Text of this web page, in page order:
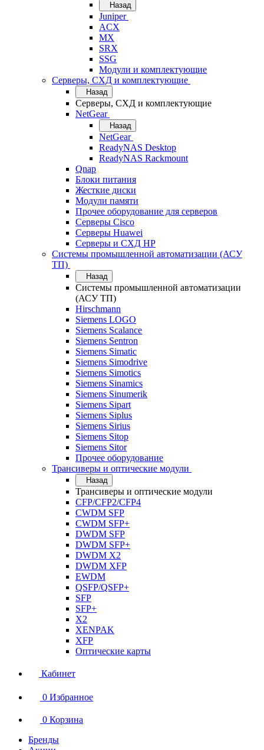
Назад
Juniper
ACX
MX
SRX
SSG
Модули и комплектующие
Серверы, СХД и комплектующие
Назад
Серверы, СХД и комплектующие
NetGear
Назад
NetGear
ReadyNAS Desktop
ReadyNAS Rackmount
Qnap
Блоки питания
Жесткие диски
Модули памяти
Прочее оборудование для серверов
Серверы Cisco
Серверы Huawei
Серверы и СХД HP
Системы промышленной автоматизации (АСУ
ТП)
Назад
Системы промышленной автоматизации
(АСУ ТП)
Hirschmann
Siemens LOGO
Siemens Scalance
Siemens Sentron
Siemens Simatic
Siemens Simodrive
Siemens Simotics
Siemens Sinamics
Siemens Sinumerik
Siemens Sipart
Siemens Siplus
Siemens Sirius
Siemens Sitop
Siemens Sitor
Прочее оборудование
Трансиверы и оптические модули
Назад
Трансиверы и оптические модули
CFP/CFP2/CFP4
CWDM SFP
CWDM SFP+
DWDM SFP
DWDM SFP+
DWDM X2
DWDM XFP
EWDM
QSFP/QSFP+
SFP
SFP+
X2
XENPAK
XFP
Оптические карты
Кабинет
0 Избранное
0 Корзина
Бренды